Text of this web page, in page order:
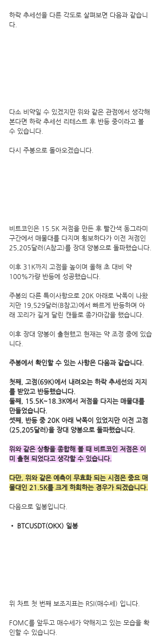
하락 추세선을 다른 각도로 살펴보면 다음과 같습니
다.
다소 비약일 수 있겠지만 위와 같은 관점에서 생각해
본다면 하락 추세선 리테스트 후 반등 중이라고 볼
수 있습니다.
다시 주봉으로 돌아오겠습니다.
비트코인은 15.5K 저점을 만든 후 빨간색 동그라미
구간에서 매물대를 다지며 횡보하다가 이전 저점인
25,205달러(A참고)를 장대 양봉으로 돌파했습니다.
이후 31K까지 고점을 높이며 올해 초 대비 약
100%가량 반등에 성공했습니다.
주봉의 다른 특이사항으로 20K 아래로 낙폭이 나왔
지만 19,529달러(B참고)에서 빠르게 반등하며 아
래 꼬리가 길게 달린 캔들로 종가마감을 했습니다.
이후 장대 양봉이 출현했고 현재는 약 조정 중에 있습
니다.
주봉에서 확인할 수 있는 사항은 다음과 같습니다.
첫째, 고점(69K)에서 내려오는 하락 추세선의 지지
를 받았고 반등했습니다.
둘째, 15.5K~18.3K에서 저점을 다지는 매물대를
만들었습니다.
셋째, 반등 중 20K 아래 낙폭이 있었지만 이전 고점
(25,205달러)을 장대 양봉으로 돌파했습니다.
위와 같은 상황을 종합해 볼 때 비트코인 저점은 이
미 출현 되었다고 생각할 수 있습니다.
다만, 위와 같은 예측이 무효화 되는 시점은 중요 매
물대인 21.5K를 크게 하회하는 경우가 되겠습니다.
다음으로 일봉입니다.
• BTCUSDT(OKX) 일봉
위 차트 첫 번째 보조지표는 RSI(매수세) 입니다.
FOMC를 앞두고 매수세가 약해지고 있는 모습을 확
인할 수 있습니다.